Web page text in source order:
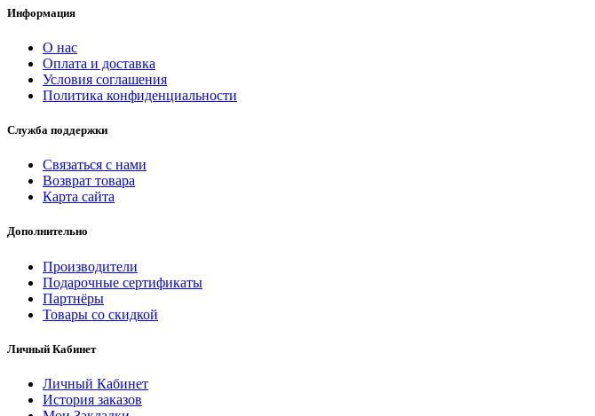
Информация
О нас
Оплата и доставка
Условия соглашения
Политика конфиденциальности
Служба поддержки
Связаться с нами
Возврат товара
Карта сайта
Дополнительно
Производители
Подарочные сертификаты
Партнёры
Товары со скидкой
Личный Кабинет
Личный Кабинет
История заказов